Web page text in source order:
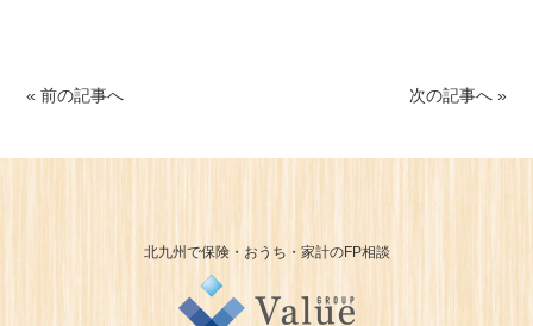
« 前の記事へ 次の記事へ »
北九州で保険・おうち・家計のFP相談